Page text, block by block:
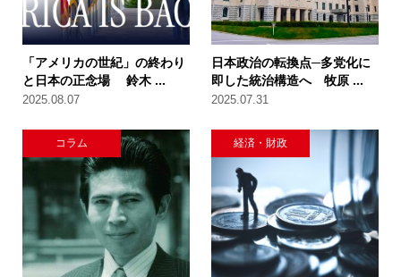
「アメリカの世紀」の終わり
と日本の正念場 鈴木 ...
2025.08.07
日本政治の転換点─多党化に
即した統治構造へ 牧原 ...
2025.07.31
コラム 経済・財政